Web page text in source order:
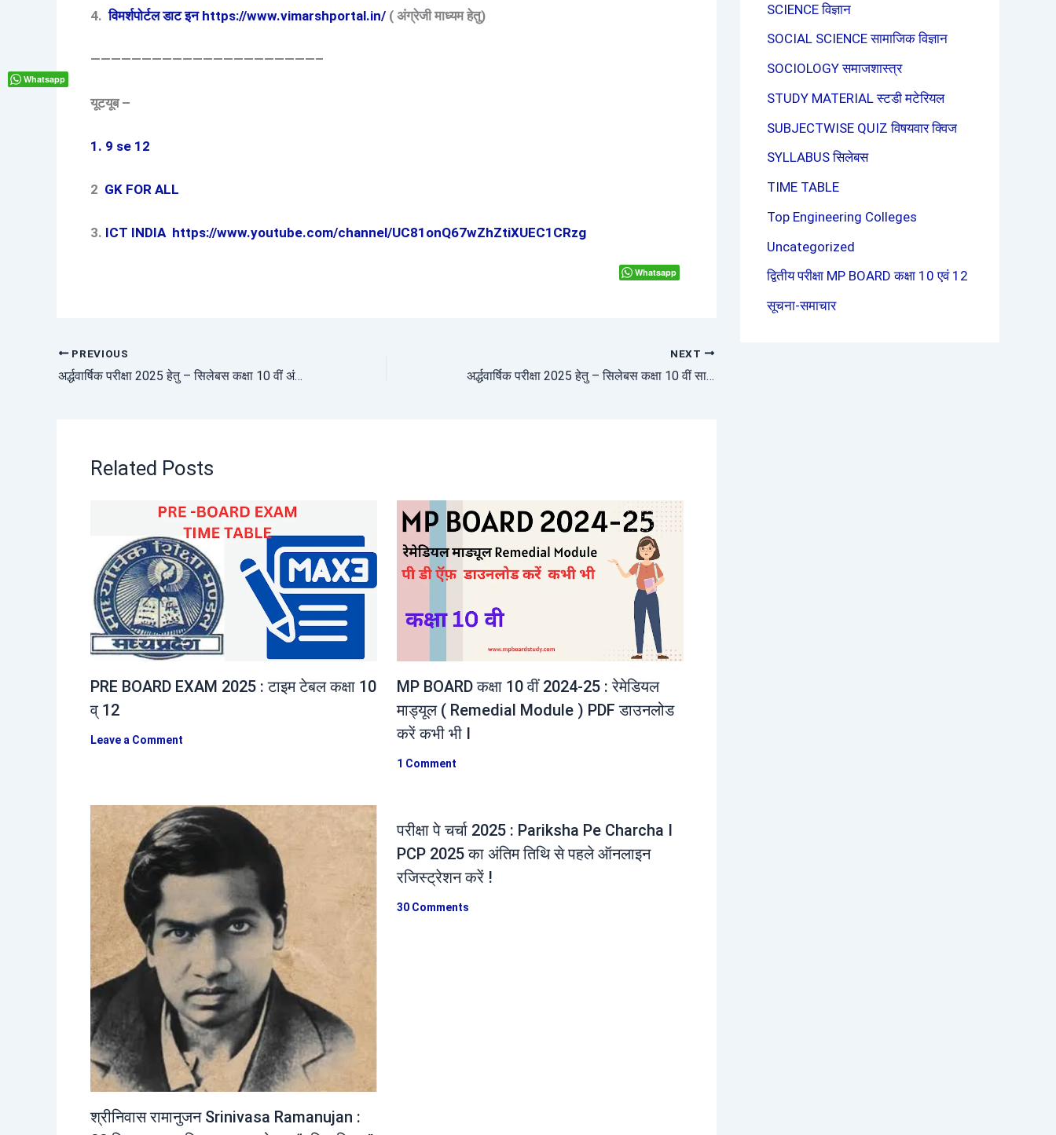
4.विमर्शपोर्टल डाट इन https://www.vimarshportal.in/( अंग्रेजी माध्यम हेतु)
——————————————————————–
यूटयूब –
1. 9 se 12
2 GK FOR ALL
3. ICT INDIA https://www.youtube.com/channel/UC81onQ67wZhZtiXUEC1CRzg
Whatsapp
PREVIOUS
अर्द्धवार्षिक परीक्षा 2025 हेतु – सिलेबस कक्षा 10 वीं अंग्रेजी
NEXT
अर्द्धवार्षिक परीक्षा 2025 हेतु – सिलेबस कक्षा 10 वीं सामाजिक विज्ञान
Related Posts
PRE BOARD EXAM 2025 : टाइम टेबल कक्षा 10
व् 12
Leave a Comment
MP BOARD कक्षा 10 वीं 2024-25 : रेमेडियल
माड्यूल ( Remedial Module ) PDF डाउनलोड
करें कभी भी I
1 Comment
श्रीनिवास रामानुजन Srinivasa Ramanujan :
परीक्षा पे चर्चा 2025 : Pariksha Pe Charcha I
PCP 2025 का अंतिम तिथि से पहले ऑनलाइन
रजिस्ट्रेशन करें !
30 Comments
SCIENCE विज्ञान
SOCIAL SCIENCE सामाजिक विज्ञान
SOCIOLOGY समाजशास्त्र
STUDY MATERIAL स्टडी मटेरियल
SUBJECTWISE QUIZ विषयवार क्विज
SYLLABUS सिलेबस
TIME TABLE
Top Engineering Colleges
Uncategorized
द्वितीय परीक्षा MP BOARD कक्षा 10 एवं 12
सूचना-समाचार
Whatsapp